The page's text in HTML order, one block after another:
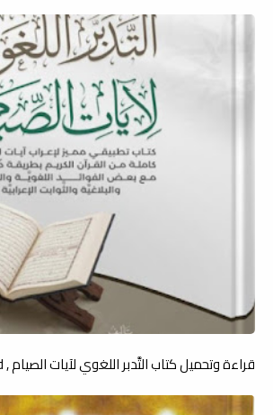
قراءة وتحميل كتاب التَّدبر اللغوي لآيات الصيام , read